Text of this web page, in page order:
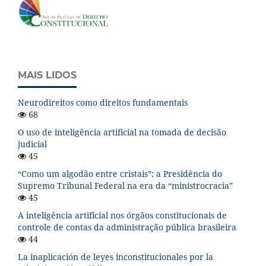
MAIS LIDOS
Neurodireitos como direitos fundamentais
68
O uso de inteligência artificial na tomada de decisão
judicial
45
“Como um algodão entre cristais”: a Presidência do
Supremo Tribunal Federal na era da “ministrocracia”
45
A inteligência artificial nos órgãos constitucionais de
controle de contas da administração pública brasileira
44
La inaplicación de leyes inconstitucionales por la